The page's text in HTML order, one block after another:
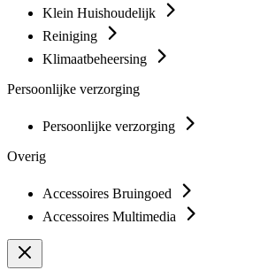
Klein Huishoudelijk
Reiniging
Klimaatbeheersing
Persoonlijke verzorging
Persoonlijke verzorging
Overig
Accessoires Bruingoed
Accessoires Multimedia